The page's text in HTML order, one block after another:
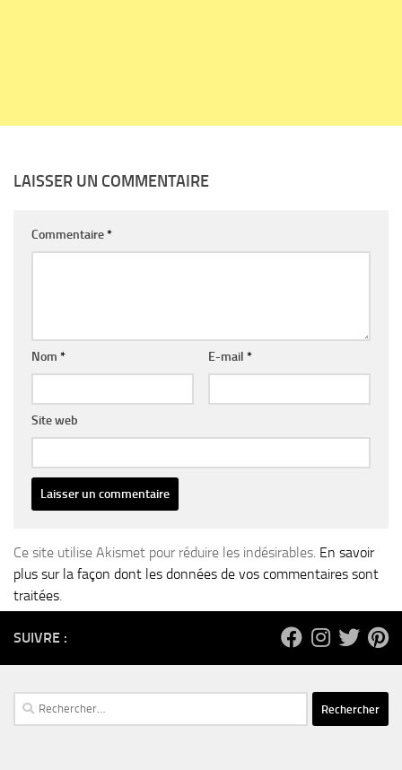
LAISSER UN COMMENTAIRE
Commentaire*
Nom * E-mail *
Site web
Ce site utilise Akismet pour réduire les indésirables. En savoir
plus sur la façon dont les données de vos commentaires sont
traitées.
SUIVRE :
Rechercher :